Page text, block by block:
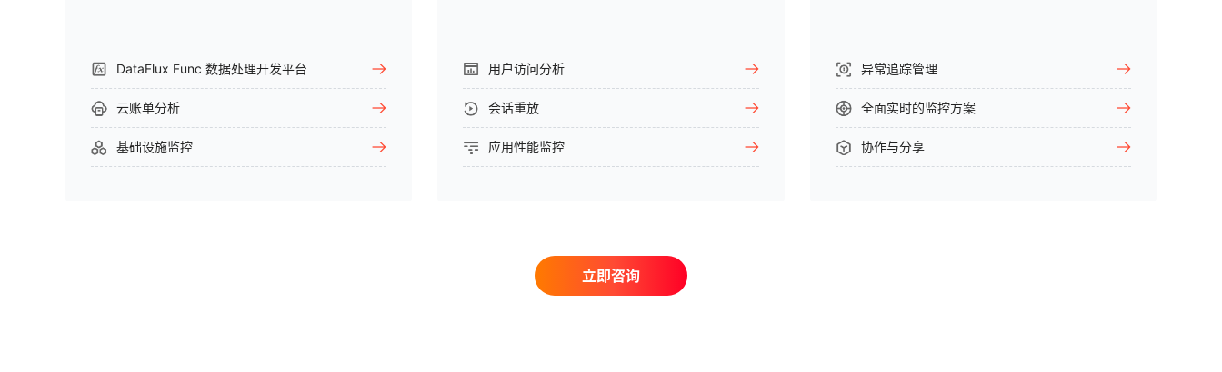
DataFlux Func 数据处理开发平台
云账单分析
基础设施监控
用户访问分析
会话重放
应用性能监控
异常追踪管理
全面实时的监控方案
协作与分享
立即咨询